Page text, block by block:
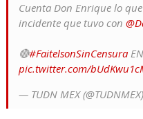
Cuenta Don Enrique lo
incidente que tuvo con
🔴#FaitelsonSinCensura
pic.twitter.com/
— TUDN MEX (@TUDNMEX)